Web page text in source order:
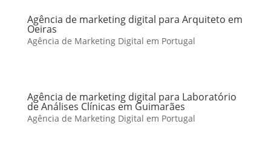
Agência de marketing digital para Arquiteto em
Oeiras
Agência de Marketing Digital em Portugal
Agência de marketing digital para Laboratório
de Análises Clínicas em Guimarães
Agência de Marketing Digital em Portugal